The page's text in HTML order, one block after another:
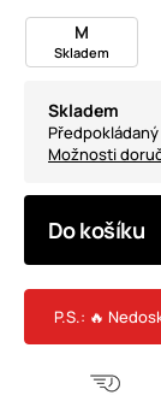
M
Skladem
Skladem
Možnosti
Do košíku
P.S.: 🔥